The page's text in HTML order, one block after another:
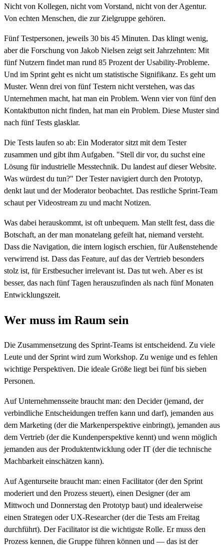
Nicht von Kollegen, nicht vom Vorstand, nicht von der Agentur.
Von echten Menschen, die zur Zielgruppe gehören.
Fünf Testpersonen, jeweils 30 bis 45 Minuten. Das klingt wenig,
aber die Forschung von Jakob Nielsen zeigt seit Jahrzehnten: Mit
fünf Nutzern findet man rund 85 Prozent der Usability-Probleme.
Und im Sprint geht es nicht um statistische Signifikanz. Es geht um
Muster. Wenn drei von fünf Testern nicht verstehen, was das
Unternehmen macht, hat man ein Problem. Wenn vier von fünf den
Kontaktbutton nicht finden, hat man ein Problem. Diese Muster sind
nach fünf Tests glasklar.
Die Tests laufen so ab: Ein Moderator sitzt mit dem Tester
zusammen und gibt ihm Aufgaben. "Stell dir vor, du suchst eine
Lösung für industrielle Messtechnik. Du landest auf dieser Website.
Was würdest du tun?" Der Tester navigiert durch den Prototyp,
denkt laut und der Moderator beobachtet. Das restliche Sprint-Team
schaut per Videostream zu und macht Notizen.
Was dabei herauskommt, ist oft unbequem. Man stellt fest, dass die
Botschaft, an der man monatelang gefeilt hat, niemand versteht.
Dass die Navigation, die intern logisch erschien, für Außenstehende
verwirrend ist. Dass das Feature, auf das der Vertrieb besonders
stolz ist, für Erstbesucher irrelevant ist. Das tut weh. Aber es ist
besser, das nach fünf Tagen herauszufinden als nach fünf Monaten
Entwicklungszeit.
Wer muss im Raum sein
Die Zusammensetzung des Sprint-Teams ist entscheidend. Zu viele
Leute und der Sprint wird zum Workshop. Zu wenige und es fehlen
wichtige Perspektiven. Die ideale Größe liegt bei fünf bis sieben
Personen.
Auf Unternehmensseite braucht man: den Decider (jemand, der
verbindliche Entscheidungen treffen kann und darf), jemanden aus
dem Marketing (der die Markenperspektive einbringt), jemanden aus
dem Vertrieb (der die Kundenperspektive kennt) und wenn möglich
jemanden aus der Produktentwicklung oder IT (der die technische
Machbarkeit einschätzen kann).
Auf Agenturseite braucht man: einen Facilitator (der den Sprint
moderiert und den Prozess steuert), einen Designer (der am
Mittwoch und Donnerstag den Prototyp baut) und idealerweise
einen Strategen oder UX-Researcher (der die Tests am Freitag
durchführt). Der Facilitator ist die wichtigste Rolle. Er muss den
Prozess kennen, die Gruppe führen können und — das ist der